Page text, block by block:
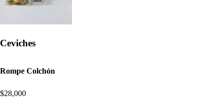
Ceviches
Rompe Colchón
$28,000